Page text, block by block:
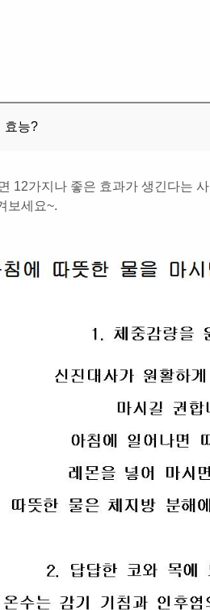
효능?
12가지나 좋은 효과가 생긴다는
보세요~.